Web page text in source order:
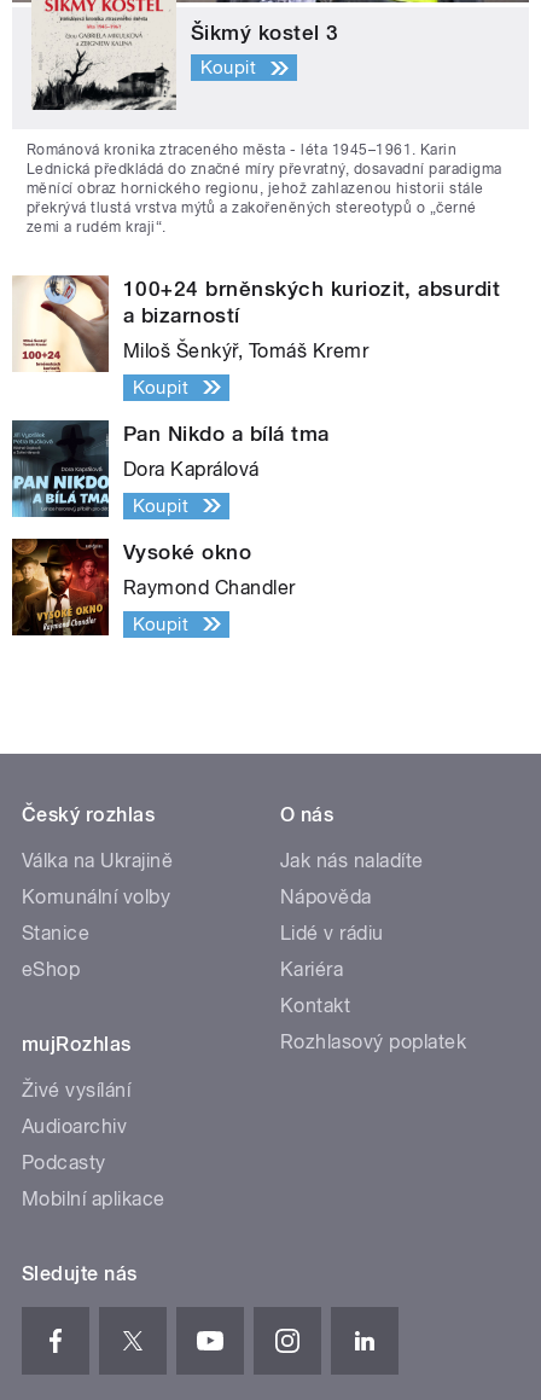
Šikmý kostel 3
Koupit
Románová kronika ztraceného města - léta 1945–1961. Karin
Lednická předkládá do značné míry převratný, dosavadní paradigma
měnící obraz hornického regionu, jehož zahlazenou historii stále
překrývá tlustá vrstva mýtů a zakořeněných stereotypů o „černé
zemi a rudém kraji“.
100+24 brněnských kuriozit, absurdit
a bizarností
Miloš Šenkýř, Tomáš Kremr
Koupit
Pan Nikdo a bílá tma
Dora Kaprálová
Koupit
Vysoké okno
Raymond Chandler
Koupit
Český rozhlas
Válka na Ukrajině
Komunální volby
Stanice
eShop
mujRozhlas
Živé vysílání
Audioarchiv
Podcasty
Mobilní aplikace
O nás
Jak nás naladíte
Nápověda
Lidé v rádiu
Kariéra
Kontakt
Rozhlasový poplatek
Sledujte nás